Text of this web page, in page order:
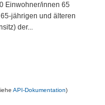
Einwohner/innen 65
jährigen und älteren
der...
API-Dokumentation)